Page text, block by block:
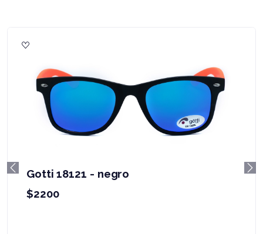
Gotti 18121 - negro
$2200
Previous